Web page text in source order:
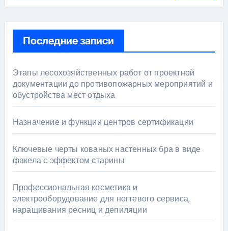
Последние записи
Этапы лесохозяйственных работ от проектной
документации до противопожарных мероприятий и
обустройства мест отдыха
Назначение и функции центров сертификации
Ключевые черты кованых настенных бра в виде
факела с эффектом старины
Профессиональная косметика и
электрооборудование для ногтевого сервиса,
наращивания ресниц и депиляции